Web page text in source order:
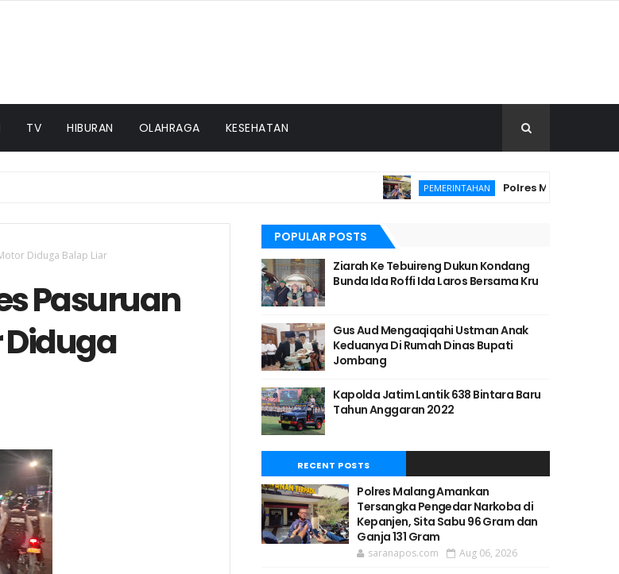
TV HIBURAN OLAHRAGA KESEHATAN
PEMERINTAHAN Polres Malang Amankan
Diduga Balap Liar
Pasuruan
Diduga
POPULAR POSTS
Ziarah Ke Tebuireng Dukun Kondang
Bunda Ida Roffi Ida Laros Bersama Kru
Gus Aud Mengaqiqahi Ustman Anak
Keduanya Di Rumah Dinas Bupati
Jombang
Kapolda Jatim Lantik 638 Bintara Baru
Tahun Anggaran 2022
RECENT POSTS
Polres Malang Amankan
Tersangka Pengedar Narkoba di
Kepanjen, Sita Sabu 96 Gram dan
Ganja 131 Gram
saranapos.com Aug 06, 2026